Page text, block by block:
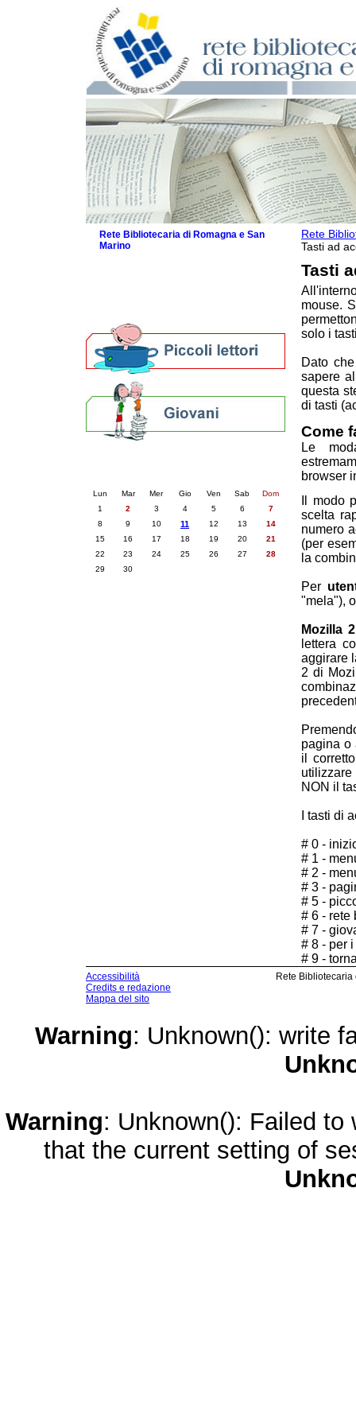
Rete
Tasti ad
Tasti
mouse.
solo i
Dato
sapere
questa
di tasti
Come
Le
browser
Il modo
scelta
numero
(per
la
Per
"mela"),
Mozilla 2
lettera
aggirare
2 di
pagina o
il
NON il
I tasti di
# 0 -
# 1 -
# 2 -
# 3 -
# 5 -
# 6 - rete
# 7 -
# 8 - per
# 9 -
Rete Bibliotecaria di Romagna e San
Marino
Lun Mar Mer Gio Ven Sab
Dom
1
2 3 4 5 6
7
8
9 10 11 12 13
14
15
16 17 18 19 20
21
22
23 24 25 26 27
28
29
30
Accessibilità
Credits e redazione
Mappa del sito
Rete
Warning: Unknown(): write
Warning: Unknown(): Failed
that the current setting of